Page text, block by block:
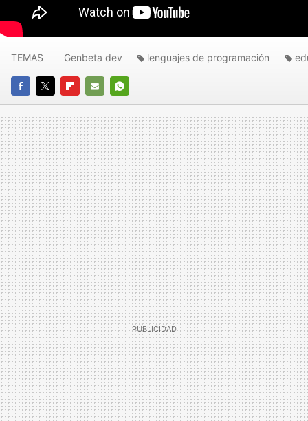
FACEBOOK
TWITTERFLIPBOARD
E-
MAIL
WHATSAPP
TEMAS Genbeta dev lenguajes de programación